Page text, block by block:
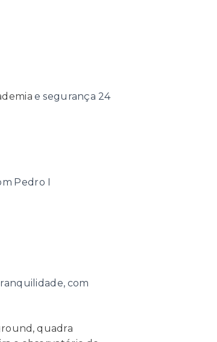
e segurança 24
Pedro I
com
quadra